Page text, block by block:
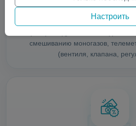
Передовое
ISO контейнеры, микробалки до
смешиванию моногазов,
(вентиля, клапана,
Настроить